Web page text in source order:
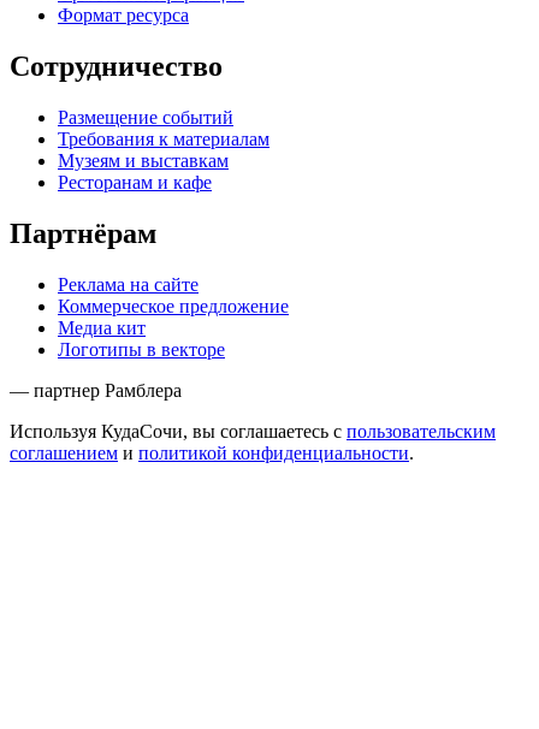
Формат ресурса
Сотрудничество
Размещение событий
Требования к материалам
Музеям и выставкам
Ресторанам и кафе
Партнёрам
Реклама на сайте
Коммерческое предложение
Медиа кит
Логотипы в векторе
— партнер Рамблера
Используя КудаСочи, вы соглашаетесь с пользовательским
соглашением и политикой конфиденциальности.